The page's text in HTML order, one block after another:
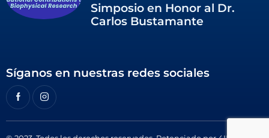
Simposio en Honor al Dr.
Carlos Bustamante
Síganos en nuestras redes sociales